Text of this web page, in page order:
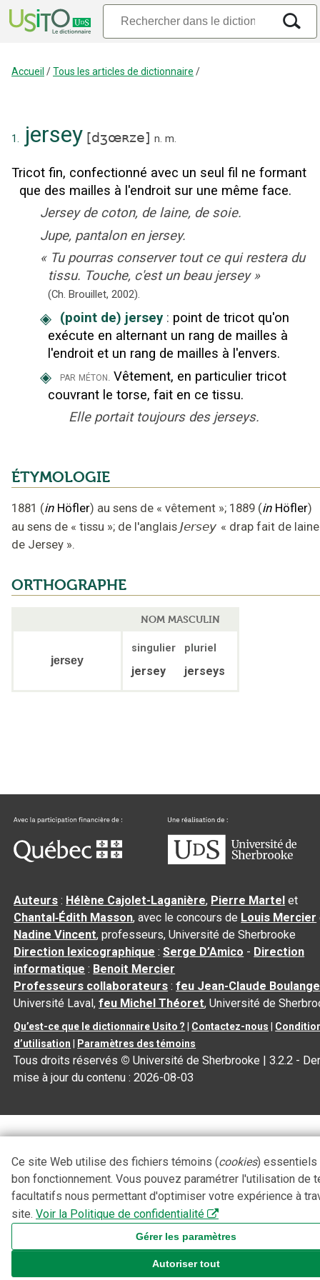
Accueil /Tous les articles de dictionnaire /
1. jersey [dʒœʀze] n. m.
Tricot fin, confectionné avec un seul fil ne formant
que des mailles à l'endroit sur une même face.
Jersey de coton, de laine, de soie.
Jupe, pantalon en jersey.
« Tu pourras conserver tout ce qui restera du
tissu. Touche, c'est un beau jersey »
(Ch. Brouillet, 2002).
◈ (point de) jersey : point de tricot qu'on
exécute en alternant un rang de mailles à
l'endroit et un rang de mailles à l'envers.
◈ par méton. Vêtement, en particulier tricot
couvrant le torse, fait en ce tissu.
Elle portait toujours des jerseys.
ÉTYMOLOGIE
1881 (in Höfler) au sens de « vêtement »; 1889 (in Höfler)
au sens de « tissu »; de l'anglais Jersey « drap fait de laine
de Jersey ».
ORTHOGRAPHE
NOM MASCULIN
jersey
singulier pluriel
jersey jerseys
Auteurs : Hélène Cajolet-Laganière, Pierre Martel et
Chantal‑Édith Masson, avec le concours de Louis Mercier
Nadine Vincent, professeurs, Université de Sherbrooke
Direction lexicographique :Serge D’Amico - Direction
informatique : Benoit Mercier
Professeurs collaborateurs :feu Jean-Claude
Université Laval,feu Michel Théoret, Université de
Qu’est-ce que le dictionnaire Usito ? | Contactez-nous |
d’utilisation | Paramètres des témoins
Tous droits réservés © Université de Sherbrooke |3.2.2 -
mise à jour du contenu :2026-08-03
Ce site Web utilise des fichiers témoins (cookies) essentiels
bon fonctionnement. Vous pouvez paramétrer l'utilisation de
facultatifs nous permettant d'optimiser votre expérience à
site. Voir la Politique de confidentialité
Gérer les paramètres
Autoriser tout